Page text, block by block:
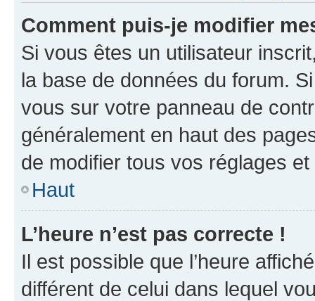
Comment puis-je modifier
Si vous êtes un utilisateur
la base de données du forum.
vous sur votre panneau de
généralement en haut des
de modifier tous vos réglages
Haut
L’heure n’est pas correcte !
Il est possible que l’heure
différent de celui dans lequel